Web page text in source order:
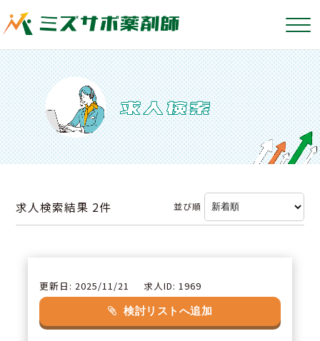
求人検索結果 2件 並び順
更新日: 2025/11/21 求人ID: 1969
検討リストへ追加